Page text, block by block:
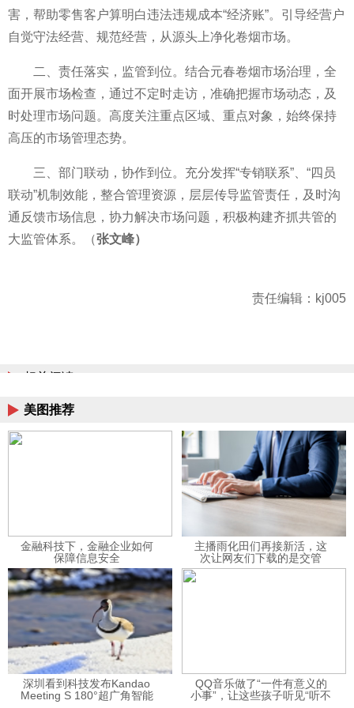
害，帮助零售客户算明白违法违规成本“经济账”。引导经营户
自觉守法经营、规范经营，从源头上净化卷烟市场。
二、责任落实，监管到位。结合元春卷烟市场治理，全
面开展市场检查，通过不定时走访，准确把握市场动态，及
时处理市场问题。高度关注重点区域、重点对象，始终保持
高压的市场管理态势。
三、部门联动，协作到位。充分发挥“专销联系”、“四员
联动”机制效能，整合管理资源，层层传导监管责任，及时沟
通反馈市场信息，协力解决市场问题，积极构建齐抓共管的
大监管体系。（张文峰）
责任编辑：kj005
相关阅读
美图推荐
金融科技下，金融企业如何
保障信息安全
主播雨化田们再接新活，这
次让网友们下载的是交管
12123APP
深圳看到科技发布Kandao
Meeting S 180°超广角智能
QQ音乐做了“一件有意义的
小事”，让这些孩子听见“听不